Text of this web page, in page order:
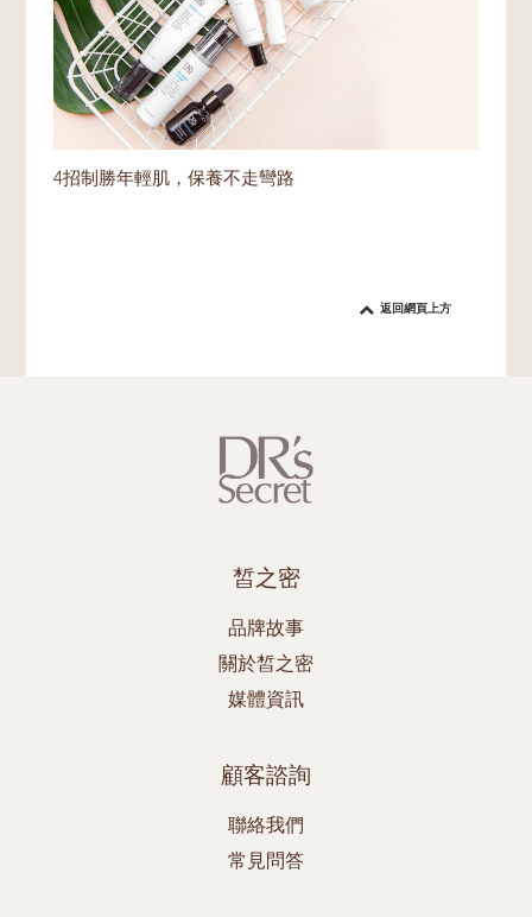
4招制勝年輕肌，保養不走彎路
返回網頁上方
皙之密
品牌故事
關於皙之密
媒體資訊
顧客諮詢
聯絡我們
常見問答